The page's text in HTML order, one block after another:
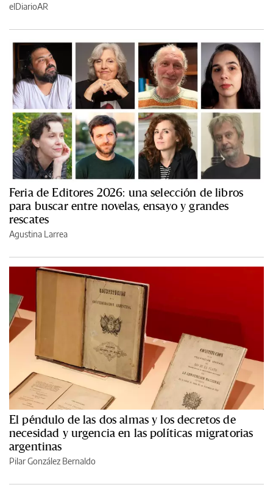
elDiarioAR
Feria de Editores 2026: una selección de libros
para buscar entre novelas, ensayo y grandes
rescates
Agustina Larrea
El péndulo de las dos almas y los decretos de
necesidad y urgencia en las políticas migratorias
argentinas
Pilar González Bernaldo